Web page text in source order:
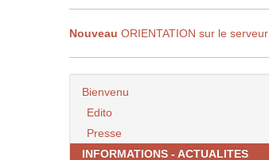
Nouveau ORIENTATION sur le serveur
Bienvenu
Edito
Presse
INFORMATIONS - ACTUALITES